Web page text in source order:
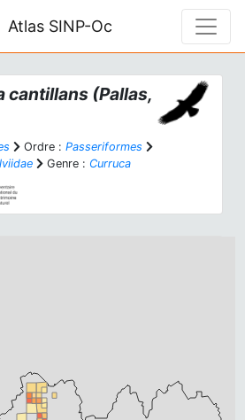
Atlas SINP-Oc
cantillans (Pallas,
Ordre : Passeriformes
Genre : Curruca